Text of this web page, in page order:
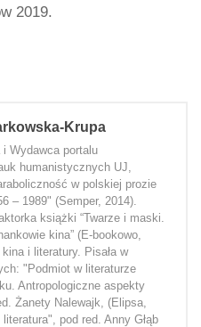
2019.
Krupa
i Wydawca portalu
humanistycznych UJ,
w polskiej prozie
– 1989" (Semper, 2014).
książki “Twarze i maski.
kina” (E-bookowo,
i literatury. Pisała w
"Podmiot w literaturze
Antropologiczne aspekty
Żanety Nalewajk, (Elipsa,
pod red. Anny Głąb